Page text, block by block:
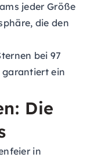
jeder Größe
die den
bei 97
garantiert ein
Die
in